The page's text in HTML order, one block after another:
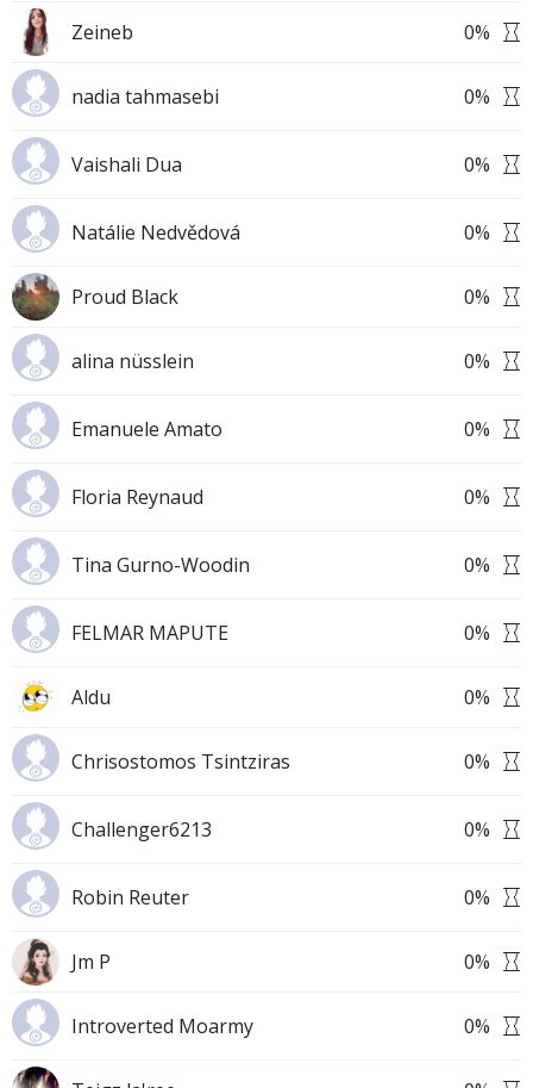
Zeineb 0%
nadia tahmasebi 0%
Vaishali Dua 0%
Natálie Nedvědová 0%
Proud Black 0%
alina nüsslein 0%
Emanuele Amato 0%
Floria Reynaud 0%
Tina Gurno-Woodin 0%
FELMAR MAPUTE 0%
Aldu 0%
Chrisostomos Tsintziras 0%
Challenger6213 0%
Robin Reuter 0%
Jm P 0%
Introverted Moarmy 0%